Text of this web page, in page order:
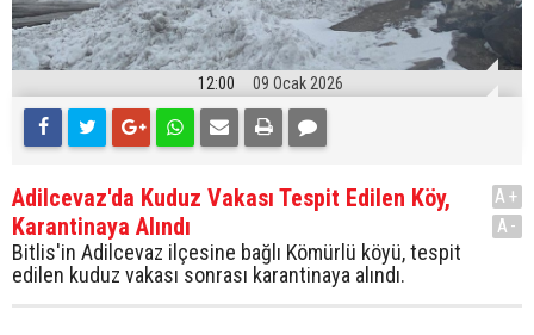
12:00 09 Ocak 2026
Adilcevaz'da Kuduz Vakası Tespit Edilen Köy,
Karantinaya Alındı
Bitlis'in Adilcevaz ilçesine bağlı Kömürlü köyü, tespit
edilen kuduz vakası sonrası karantinaya alındı.
A+
A-